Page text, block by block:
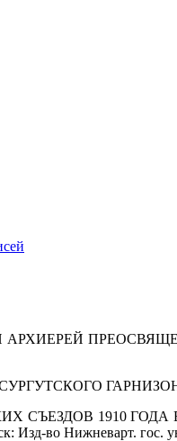
ГАРНИЗОНА //
СЪЕЗДОВ 1910
Изд-во Нижневарт.